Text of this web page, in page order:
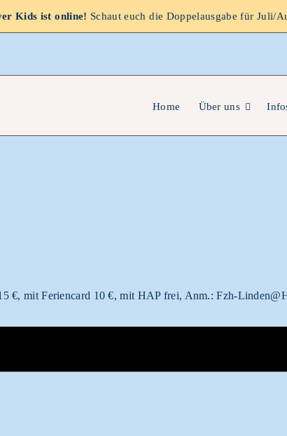
Kids ist online! Schaut euch die Doppelausgabe für Juli/
Home Über uns
€, mit Feriencard 10 €, mit HAP frei, Anm.: Fzh-